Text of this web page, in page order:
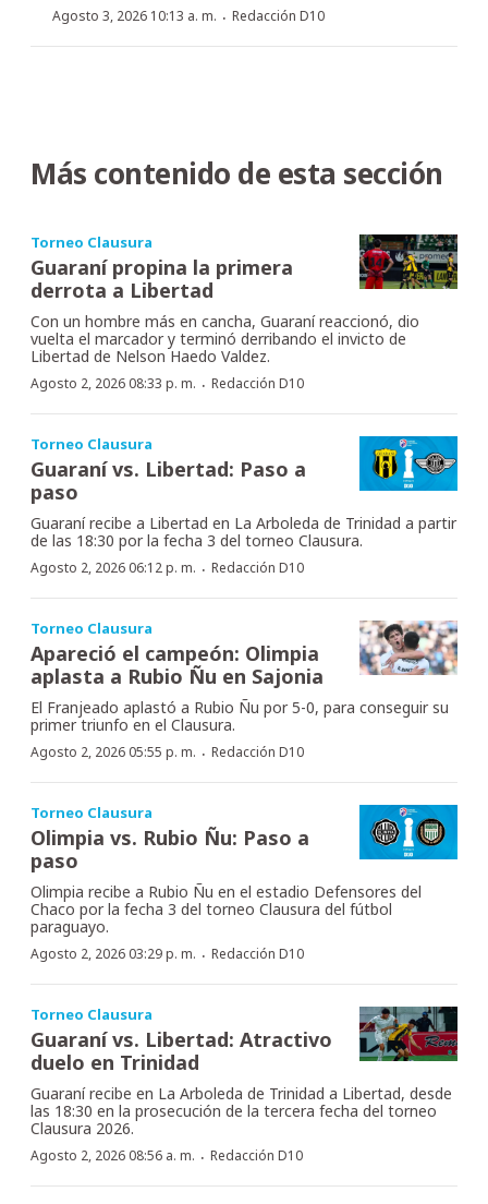
Agosto 3, 2026 10:13 a. m. · Redacción D10
Más contenido de esta sección
Torneo Clausura
Guaraní propina la primera
derrota a Libertad
Con un hombre más en cancha, Guaraní reaccionó, dio
vuelta el marcador y terminó derribando el invicto de
Libertad de Nelson Haedo Valdez.
Agosto 2, 2026 08:33 p. m. · Redacción D10
Torneo Clausura
Guaraní vs. Libertad: Paso a
paso
Guaraní recibe a Libertad en La Arboleda de Trinidad a partir
de las 18:30 por la fecha 3 del torneo Clausura.
Agosto 2, 2026 06:12 p. m. · Redacción D10
Torneo Clausura
Apareció el campeón: Olimpia
aplasta a Rubio Ñu en Sajonia
El Franjeado aplastó a Rubio Ñu por 5-0, para conseguir su
primer triunfo en el Clausura.
Agosto 2, 2026 05:55 p. m. · Redacción D10
Torneo Clausura
Olimpia vs. Rubio Ñu: Paso a
paso
Olimpia recibe a Rubio Ñu en el estadio Defensores del
Chaco por la fecha 3 del torneo Clausura del fútbol
paraguayo.
Agosto 2, 2026 03:29 p. m. · Redacción D10
Torneo Clausura
Guaraní vs. Libertad: Atractivo
duelo en Trinidad
Guaraní recibe en La Arboleda de Trinidad a Libertad, desde
las 18:30 en la prosecución de la tercera fecha del torneo
Clausura 2026.
Agosto 2, 2026 08:56 a. m. · Redacción D10